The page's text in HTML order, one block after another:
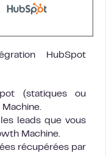
HubSpot
(statiques ou
leads que vous
Machine.
récupérées par